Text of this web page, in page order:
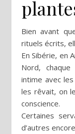
Bien avant
rituels écrits,
En Sibérie, en
Nord,
intime avec
les rêvait, on
conscience.
Certaines
d’autres